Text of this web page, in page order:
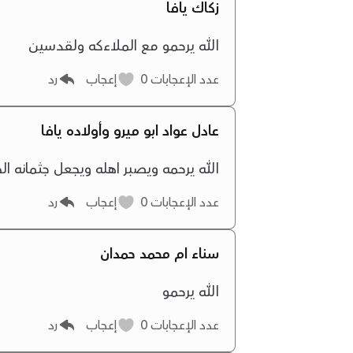
زكاك يافا
الله يرحمو مع الملاءكه ولقدسين
عدد الإعجابات إعجاب رد
عادل عواد ابو ميرو وأولاده يافا
الله يرحمه ويصبر اهله ويجعل جثمانه
عدد الإعجابات إعجاب رد
سناء ام محمد حمدان
الله يرحمو
عدد الإعجابات إعجاب رد